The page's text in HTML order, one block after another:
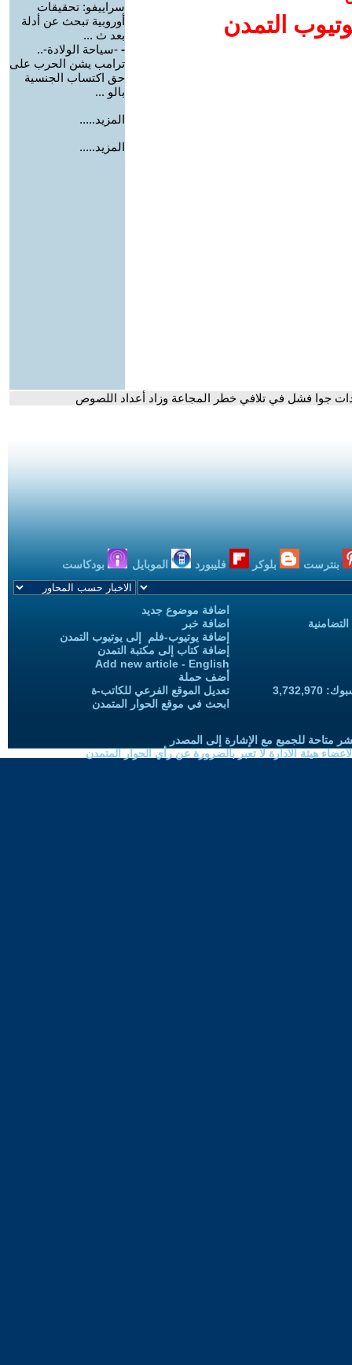
التمدن
سراييفو: تحقيقات
أوروبية تبحث عن أدلة
بعد ث ...
- -سياحة الولادة-..
ترامب يشن الحرب على
حق اكتساب الجنسية
بالو ...
المزيد.....
المزيد.....
جوا فشل في تلافي خطر المجاعة وزاد أعداد اللصوص
بنترست بلوكر فليبورد الموبايل بودكاست
اضافة موضوع جديد
اضافة خبر
إضافة يوتيوب-فلم إلى يوتيوب التمدن
إضافة كتاب إلى مكتبة التمدن
Add new article - English
أضف حملة
تعديل الموقع الفرعي للكاتب-ة
ابحث في موقع الحوار المتمدن
متاحة للجميع مع الإشارة إلى المصدر
هيئة الادارة لا تعبر بالضرورة عن رأي الحوار المتمدن